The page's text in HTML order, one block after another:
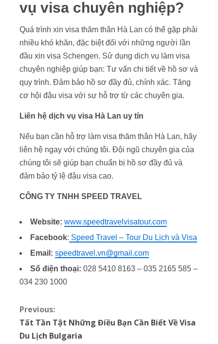
vụ visa chuyên nghiệp?
Quá trình xin visa thăm thân Hà Lan có thể gặp phải
nhiều khó khăn, đặc biệt đối với những người lần
đầu xin visa Schengen. Sử dụng dịch vụ làm visa
chuyên nghiệp giúp bạn: Tư vấn chi tiết về hồ sơ và
quy trình. Đảm bảo hồ sơ đầy đủ, chính xác. Tăng
cơ hội đậu visa với sự hỗ trợ từ các chuyên gia.
Liên hệ dịch vụ visa Hà Lan uy tín
Nếu bạn cần hỗ trợ làm visa thăm thân Hà Lan, hãy
liên hệ ngay với chúng tôi. Đội ngũ chuyên gia của
chúng tôi sẽ giúp bạn chuẩn bị hồ sơ đầy đủ và
đảm bảo tỷ lệ đậu visa cao.
CÔNG TY TNHH SPEED TRAVEL
Website: www.speedtravelvisatour.com
Facebook: Speed Travel – Tour Du Lịch và Visa
Email: speedtravel.vn@gmail.com
Số điện thoại: 028 5410 8163 – 035 2165 585 –
034 230 1000
C
o
Previous:
Tất Tần Tật Những Điều Bạn Cần Biết Về Visa
Du Lịch Bulgaria